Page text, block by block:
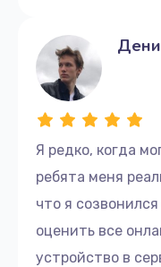
Я редко, когда
ребята меня
что я
оценить все
устройство в